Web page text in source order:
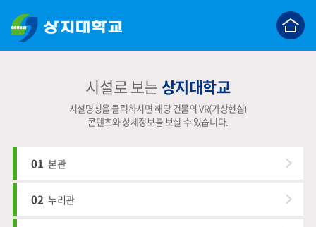
시설로 보는상지대학교
시설명칭을 클릭하시면 해당 건물의 VR(가상현실)
콘텐츠와 상세정보를 보실 수 있습니다.
01 본관
02 누리관